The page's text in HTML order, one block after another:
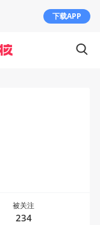
被关注
234
下载APP